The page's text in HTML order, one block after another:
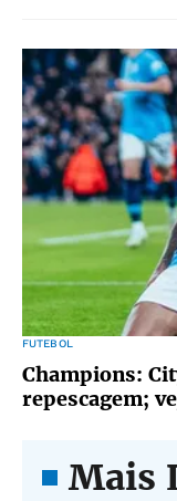
FUTEBOL
Champions:
repescagem;
Mais